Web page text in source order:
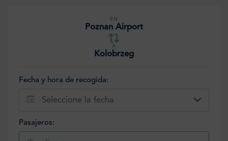
EN
Poznan Airport
A
Kolobrzeg
Fecha y hora de recogida:
Seleccione la fecha
Pasajeros: